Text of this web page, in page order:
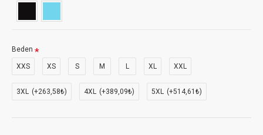
Beden
XXS XS S M L XL XXL
3XL (+263,58₺) 4XL (+389,09₺) 5XL (+514,61₺)